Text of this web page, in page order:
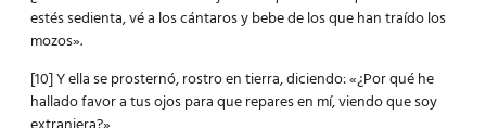
estés sedienta, vé a los cántaros y bebe de los que han traído los
mozos».
[10] Y ella se prosternó, rostro en tierra, diciendo: «¿Por qué he
hallado favor a tus ojos para que repares en mí, viendo que soy